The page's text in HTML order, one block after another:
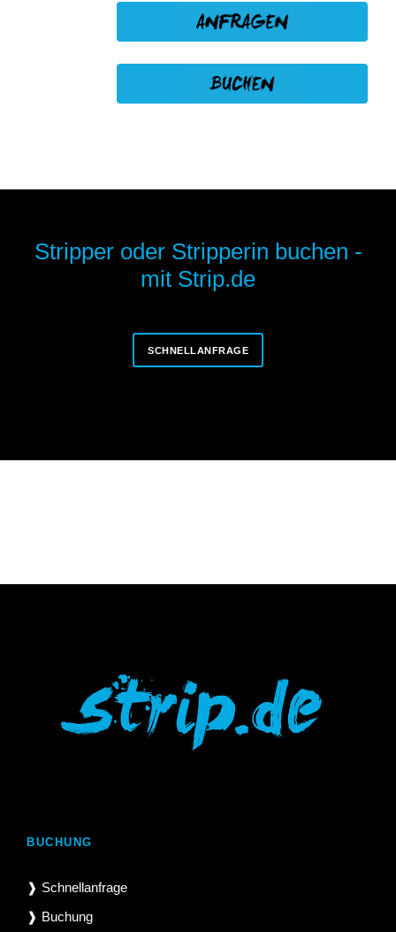
Stripper oder Stripperin buchen -
mit Strip.de
SCHNELLANFRAGE
BUCHUNG
❱ Schnellanfrage
❱ Buchung